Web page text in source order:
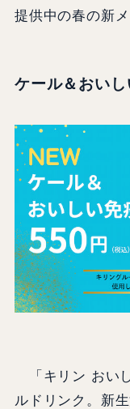
提供中の春の新
ケール＆おい
「キリン おい
ルドリンク。新